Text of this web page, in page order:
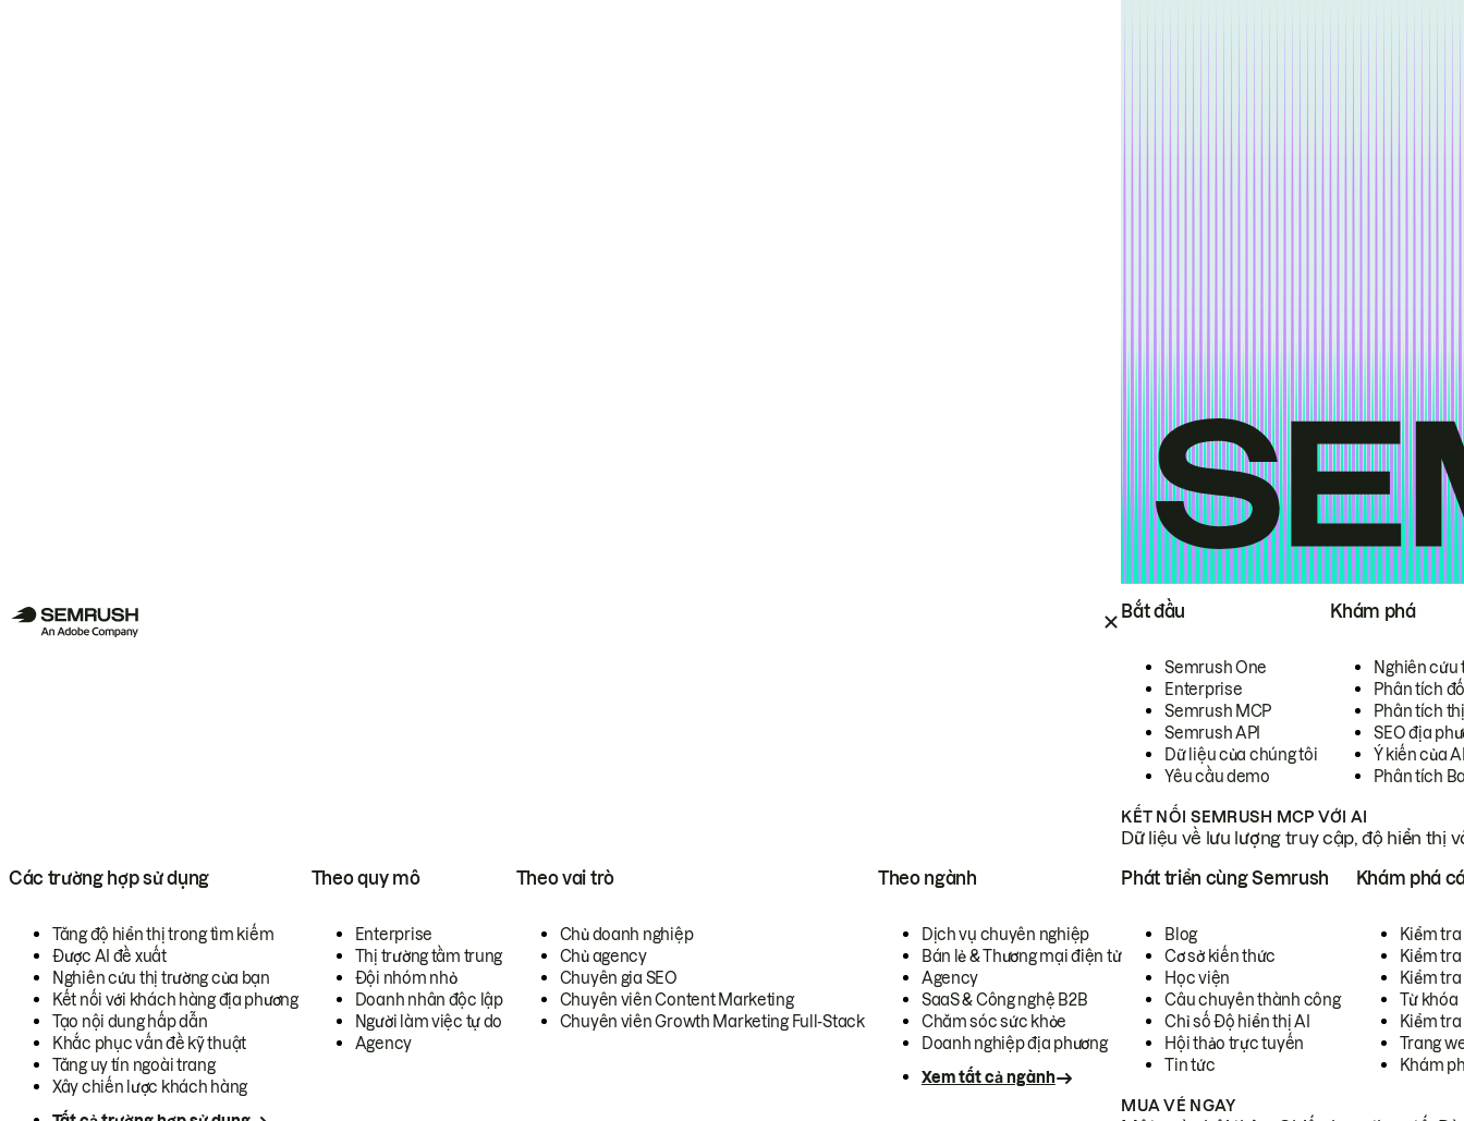
Bắt đầu
Semrush One
Enterprise
Semrush MCP
Semrush API
Dữ liệu của chúng tôi
Yêu cầu demo
Khám phá
Nghiên cứu
Phân tích
Phân tích
SEO địa
Ý kiến của
Phân tích
KẾT NỐI SEMRUSH MCP VỚI AI
Dữ liệu về lưu lượng truy cập, độ hiển thị
Các trường hợp sử dụng
Tăng độ hiển thị trong tìm kiếm
Được AI đề xuất
Nghiên cứu thị trường của bạn
Kết nối với khách hàng địa phương
Tạo nội dung hấp dẫn
Khắc phục vấn đề kỹ thuật
Tăng uy tín ngoài trang
Xây chiến lược khách hàng
Theo quy mô
Enterprise
Thị trường tầm trung
Đội nhóm nhỏ
Doanh nhân độc lập
Người làm việc tự do
Agency
Theo vai trò
Chủ doanh nghiệp
Chủ agency
Chuyên gia SEO
Chuyên viên Content Marketing
Chuyên viên Growth Marketing Full-Stack
Theo ngành
Dịch vụ chuyên nghiệp
Bán lẻ & Thương mại điện tử
Agency
SaaS & Công nghệ B2B
Chăm sóc sức khỏe
Doanh nghiệp địa phương
Xem tất cả ngành
Phát triển cùng Semrush
Blog
Cơ sở kiến thức
Học viện
Câu chuyên thành công
Chỉ số Độ hiển thị AI
Hội thảo trực tuyến
Tin tức
Khám phá
Kiểm
Kiểm tra
Kiểm
Từ khóa
Kiểm
Trang
Khám
MUA VÉ NGAY